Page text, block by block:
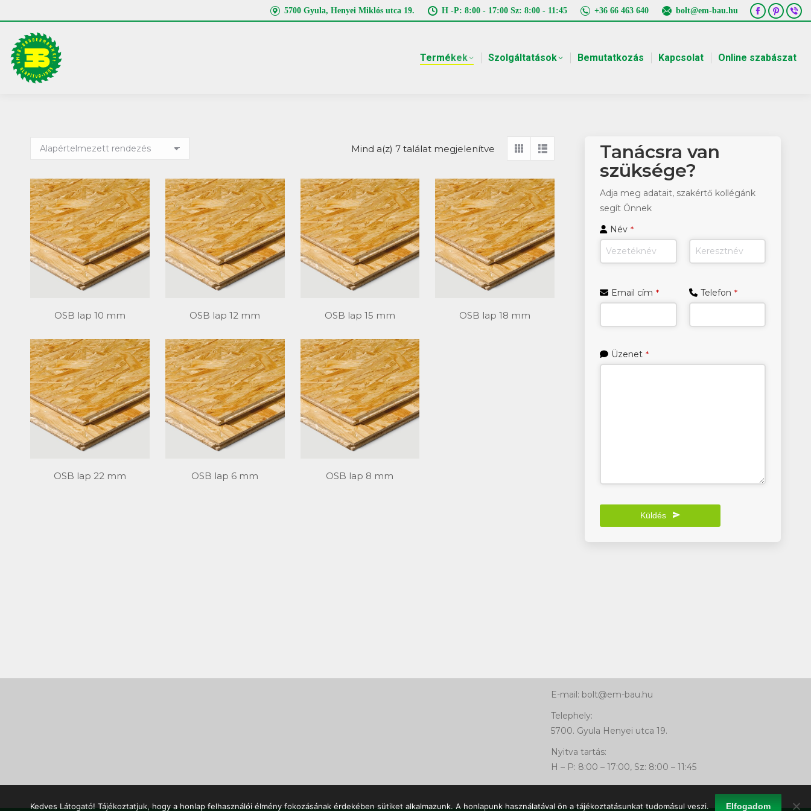
5700 Gyula, Henyei Miklós utca 19. H -P: 8:00 - 17:00 Sz: 8:00 - 11:45 +36 66 463 640 bolt@em-bau.hu
Facebook
in
in
in
Termékek Szolgáltatások Bemutatkozás Kapcsolat Online szabászat
Mind a(z) 7 találat megjelenítve
OSB lap 10 mm OSB lap 12 mm OSB lap 15 mm OSB lap 18 mm
OSB lap 22 mm OSB lap 6 mm OSB lap 8 mm
Tanácsra van
szüksége?
Adja meg adatait, szakértő kollégánk
segít Önnek
Phone
Number
Név *
Email cím * Telefon *
Üzenet *
Küldés
E-mail: bolt@em-bau.hu
Telephely:
5700. Gyula Henyei utca 19.
Nyitva tartás:
H – P: 8:00 – 17:00, Sz: 8:00 – 11:45
Kedves Látogató! Tájékoztatjuk, hogy a honlap felhasználói élmény fokozásának érdekében sütiket alkalmazunk. A honlapunk használatával ön a tájékoztatásunkat tudomásul veszi. Elfogadom